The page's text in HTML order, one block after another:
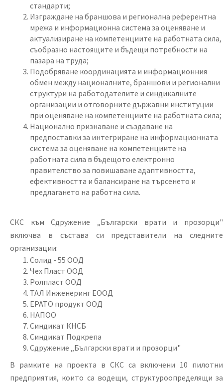
стандарти;
Изграждане на браншова и регионална референтна
мрежа и информационна система за оценяване и
актуализиране на компетенциите на работната сила,
съобразно настоящите и бъдещи потребности на
пазара на труда;
Подобряване координацията и информационния
обмен между националните, браншови и регионални
структури на работодателите и синдикалните
организации и отговорните държавни институции
при оценяване на компетенциите на работната сила;
Национално признаване и създаване на
предпоставки за интегриране на информационната
система за оценяване на компетенциите на
работната сила в бъдещото електронно
правителство за повишаване адаптивността,
ефективността и балансиране на търсенето и
предлагането на работна сила.
СКС към Сдружение „Български врати и прозорци"
включва в състава си представители на следните
организации:
Солид - 55 ООД
Чех Пласт ООД
Ролпласт ООД
ТАЛ Инженеринг ЕООД
ЕРАТО продукт ООД
НАПОО
Синдикат КНСБ
Синдикат Подкрепа
Сдружение „Български врати и прозорци"
В рамките на проекта в СКС са включени 10 пилотни
предприятия, които са водещи, структуроопределящи за